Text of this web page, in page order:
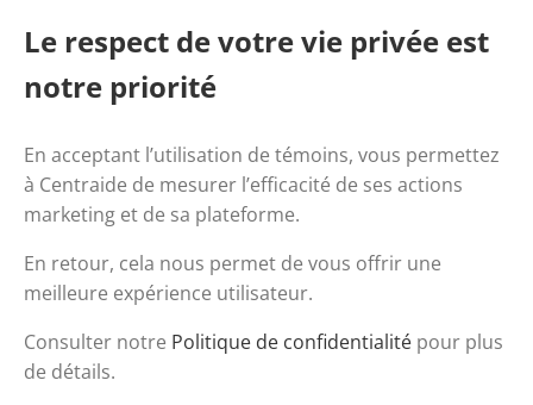
inclusivement
Accueil / Fonds d’urgence Covid-19
Demande acceptées du 5 au 30 octobre inclusivement
Le respect de votre vie privée est
notre priorité
En acceptant l’utilisation de témoins, vous permettez
à Centraide de mesurer l’efficacité de ses actions
marketing et de sa plateforme.
En retour, cela nous permet de vous offrir une
meilleure expérience utilisateur.
Consulter notre Politique de confidentialité pour plus
de détails.